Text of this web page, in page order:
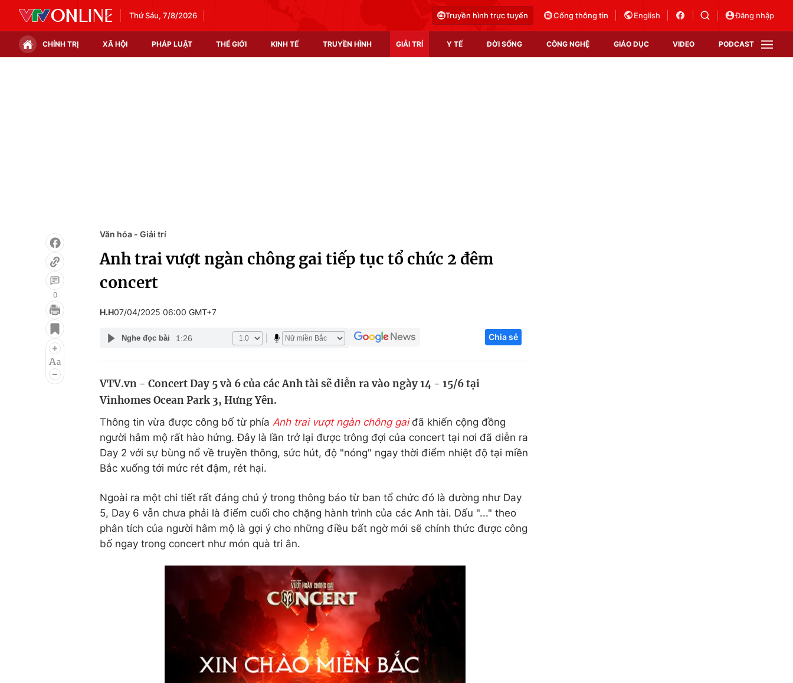
Thứ Sáu, 7/8/2026 Truyền hình trực tuyến Cổng thông tin English Đăng nhập
CHÍNH TRỊ XÃ HỘI PHÁP LUẬT THẾ GIỚI KINH TẾ TRUYỀN HÌNH GIẢI TRÍ Y TẾ ĐỜI SỐNG CÔNG NGHỆ GIÁO DỤC VIDEO PODCAST
Infographic
Điện ảnh
Âm nhạc
Du lịch
Chất lượng cuộc sống
Tuyển sinh
Hitech Công nghệ tương lai
Thị trường
0
Văn hóa - Giải trí
Anh trai vượt ngàn chông gai tiếp tục tổ chức 2 đêm
concert
H.H07/04/2025 06:00 GMT+7
Nghe đọc bài 1:26 Chia sẻ
VTV.vn - Concert Day 5 và 6 của các Anh tài sẽ diễn ra vào ngày 14 - 15/6 tại
Vinhomes Ocean Park 3, Hưng Yên.
Thông tin vừa được công bố từ phía Anh trai vượt ngàn chông gaiđã khiến cộng đồng
người hâm mộ rất hào hứng. Đây là lần trở lại được trông đợi của concert tại nơi đã diễn ra
Day 2 với sự bùng nổ về truyền thông, sức hút, độ "nóng" ngay thời điểm nhiệt độ tại miền
Bắc xuống tới mức rét đậm, rét hại.
Ngoài ra một chi tiết rất đáng chú ý trong thông báo từ ban tổ chức đó là dường như Day
5, Day 6 vẫn chưa phải là điểm cuối cho chặng hành trình của các Anh tài. Dấu "..." theo
phân tích của người hâm mộ là gợi ý cho những điều bất ngờ mới sẽ chính thức được công
bố ngay trong concert như món quà tri ân.